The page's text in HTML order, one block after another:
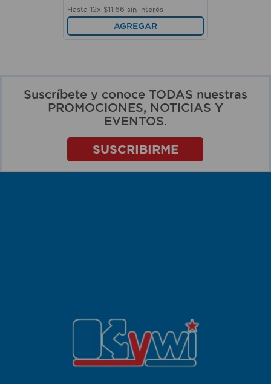
Hasta 12x $11 66 sin interés
AGREGAR
Suscríbete y conoce TODAS nuestras
PROMOCIONES, NOTICIAS Y
EVENTOS.
SUSCRIBIRME